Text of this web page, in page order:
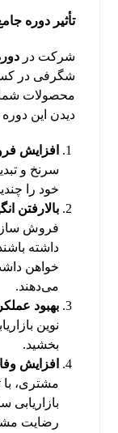
تأثیر دوره
شرکت در
شگرفی در
محصولات شما
دیدن این
افزایش
سرنخ و
خود را
بالارفتن
فروش
داشته
خواهن
می‌دهند.
بهبود
نوین
بخشید.
افزایش
مشتری،
رضایت